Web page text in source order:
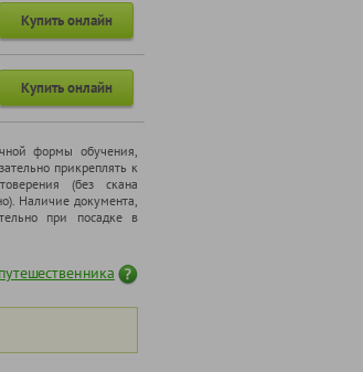
Купить онлайн
Купить онлайн
формы обучения,
прикреплять к
(без скана
Наличие документа,
при посадке в